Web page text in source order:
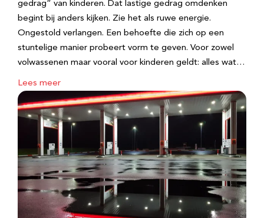
gedrag” van kinderen. Dat lastige gedrag omdenken
begint bij anders kijken. Zie het als ruwe energie.
Ongestold verlangen. Een behoefte die zich op een
stuntelige manier probeert vorm te geven. Voor zowel
volwassenen maar vooral voor kinderen geldt: alles wat…
Lees meer